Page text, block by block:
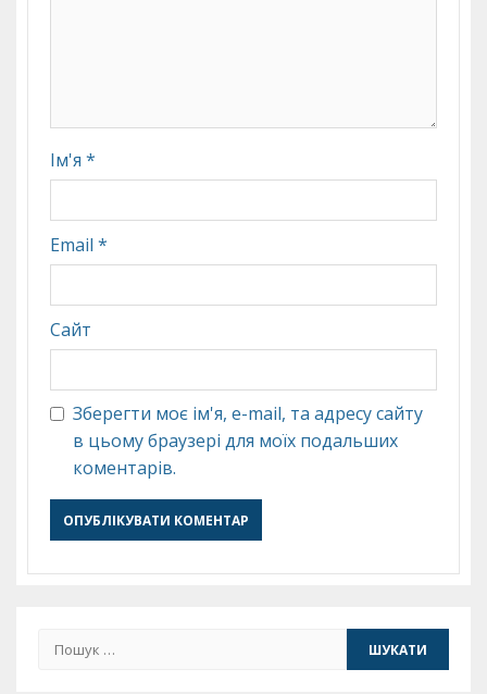
Ім'я *
Email *
Сайт
Зберегти моє ім'я, e-mail, та адресу сайту
в цьому браузері для моїх подальших
коментарів.
Пошук: